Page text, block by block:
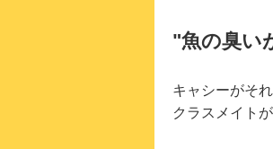
"魚の臭い
キャシーがそ
クラスメイト